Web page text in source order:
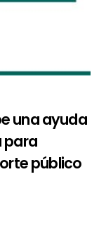
una ayuda
para
público